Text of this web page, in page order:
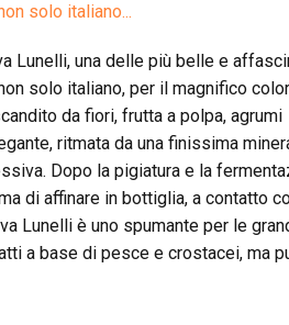
solo italiano...
Lunelli, una delle più belle e
solo italiano, per il magnifico
da fiori, frutta a polpa, agrumi
ritmata da una finissima
Dopo la pigiatura e la
di affinare in bottiglia, a contatto
Lunelli è uno spumante per le
a base di pesce e crostacei, ma